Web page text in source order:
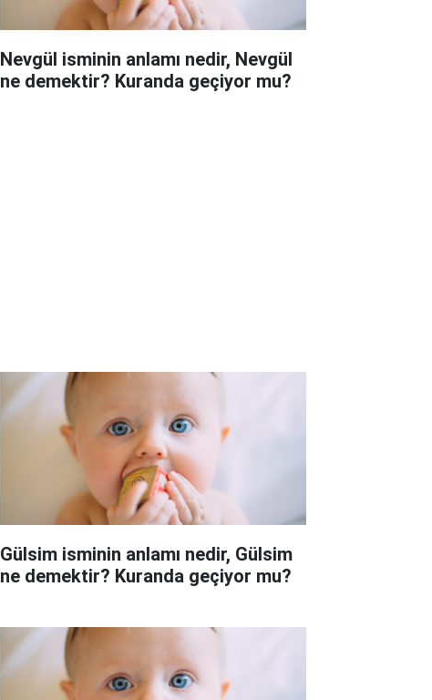
Nevgül isminin anlamı nedir, Nevgül
ne demektir? Kuranda geçiyor mu?
Gülsim isminin anlamı nedir, Gülsim
ne demektir? Kuranda geçiyor mu?